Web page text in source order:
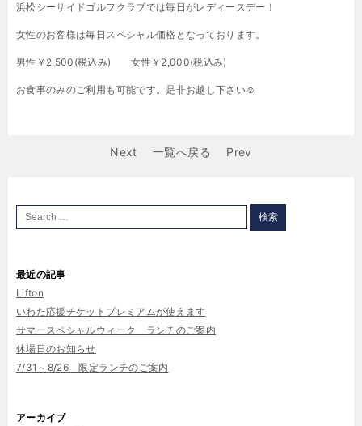
浜松シーサイドゴルフクラブでは毎日がレディースデー！
女性のお客様は毎日スペシャル価格となっております。
男性￥2,500(税込み) 女性￥2,000(税込み)
お食事のみのご利用も可能です。是非お越し下さい☺
Next 一覧へ戻る Prev
最近の記事
Lifton
いわた応援チケットプレミアムが使えます
サマースペシャルウィーク ランチのご案内
休場日のお知らせ
7/31～8/26 限定ランチのご案内
アーカイブ